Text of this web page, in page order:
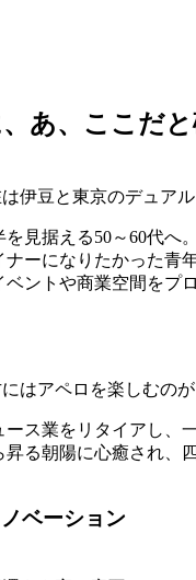
あ、ここだと
伊豆と東京のデュア
見据える50～60代
ーになりたかった
ントや商業空間を
はアペロを楽しむのが
ス業をリタイアし
る朝陽に心癒され、
ベーション